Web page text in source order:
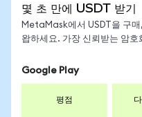
몇 초 만에 USDT 받기
MetaMask에서 USDT을 구매
왑하세요. 가장 신뢰받는 암호
Google Play
평점